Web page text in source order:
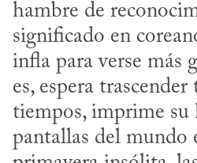
hambre de
significado en
infla para verse más
es, espera trascender
tiempos, imprime su
pantallas del mundo